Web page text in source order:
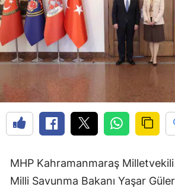
MHP Kahramanmaraş
Milli Savunma Bakanı Yaşar